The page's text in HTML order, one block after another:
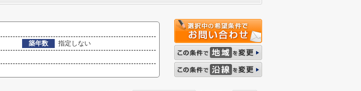
築年数
指定しない